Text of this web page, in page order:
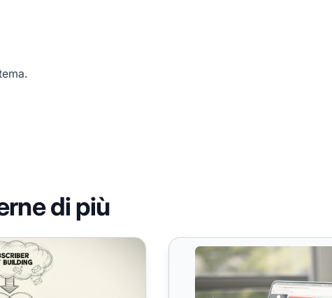
di più
email degli affiliati in Post Affiliate Pro
Modalità Affiliate Network